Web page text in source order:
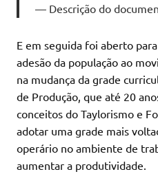
Descrição do
E em seguida foi aberto
adesão da população ao
na mudança da grade
de Produção, que até 20
conceitos do Taylorismo e
adotar uma grade mais
operário no ambiente de
aumentar a produtividade.